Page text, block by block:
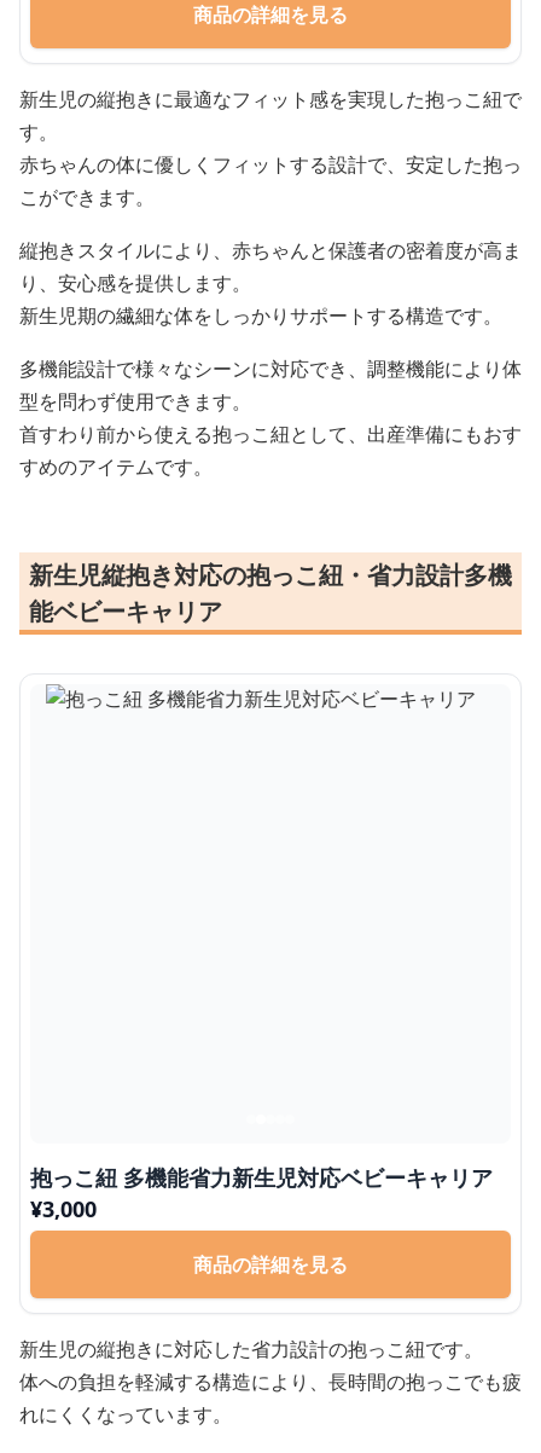
商品の詳細を見る
新生児の縦抱きに最適なフィット感を実現した抱っこ紐で
す。
赤ちゃんの体に優しくフィットする設計で、安定した抱っ
こができます。
縦抱きスタイルにより、赤ちゃんと保護者の密着度が高ま
り、安心感を提供します。
新生児期の繊細な体をしっかりサポートする構造です。
多機能設計で様々なシーンに対応でき、調整機能により体
型を問わず使用できます。
首すわり前から使える抱っこ紐として、出産準備にもおす
すめのアイテムです。
新生児縦抱き対応の抱っこ紐・省力設計多機
能ベビーキャリア
抱っこ紐 多機能省力新生児対応ベビーキャリア
¥3,000
商品の詳細を見る
新生児の縦抱きに対応した省力設計の抱っこ紐です。
体への負担を軽減する構造により、長時間の抱っこでも疲
れにくくなっています。